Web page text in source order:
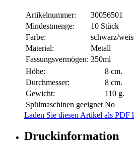
Artikelnummer:
30056501
Mindestmenge:
10 Stück
Farbe:
schwarz/
Material:
Metall
Fassungsvermögen: 350ml
Höhe:
8 cm.
Durchmesser:
8 cm.
Gewicht:
110 g.
Spülmaschinen geeignet No
Laden Sie diesen Artikel als PDF
Druckinformation